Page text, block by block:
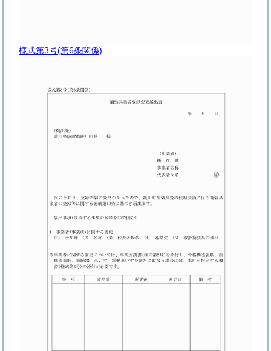
様式第3号(第6条関係)